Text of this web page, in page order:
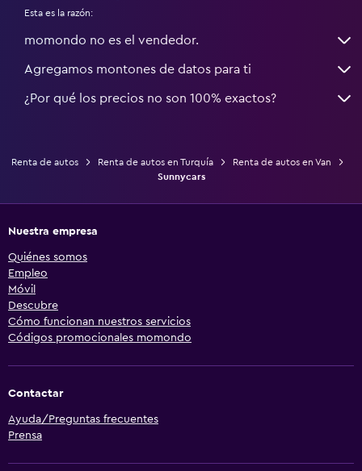
Esta es la razón:
momondo no es el vendedor.
Agregamos montones de datos para ti
¿Por qué los precios no son 100% exactos?
Renta de autos Renta de autos en Turquía
Renta de autos en Van
Sunnycars
Nuestra empresa
Quiénes somos
Empleo
Móvil
Descubre
Cómo funcionan nuestros servicios
Códigos promocionales momondo
Contactar
Ayuda/Preguntas frecuentes
Prensa